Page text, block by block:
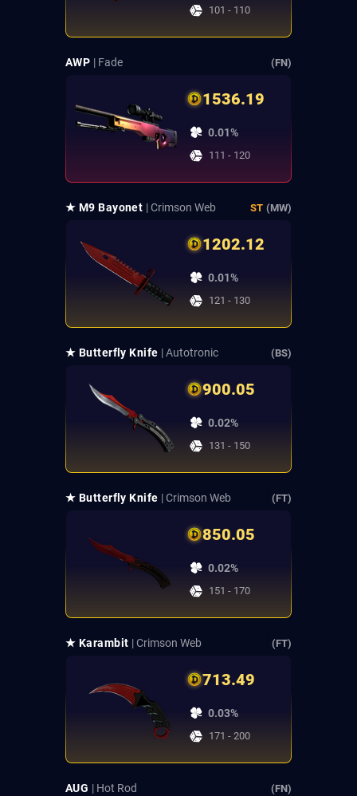
101 - 110
AWP | Fade (FN)
1536.19
0.01%
111 - 120
★ M9 Bayonet | Crimson Web ST (MW)
1202.12
0.01%
121 - 130
★ Butterfly Knife | Autotronic (BS)
900.05
0.02%
131 - 150
★ Butterfly Knife | Crimson Web (FT)
850.05
0.02%
151 - 170
★ Karambit | Crimson Web (FT)
713.49
0.03%
171 - 200
AUG | Hot Rod (FN)